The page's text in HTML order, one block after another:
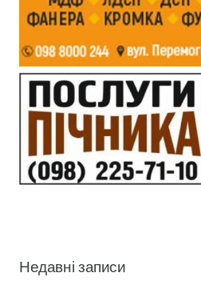
Недавні записи